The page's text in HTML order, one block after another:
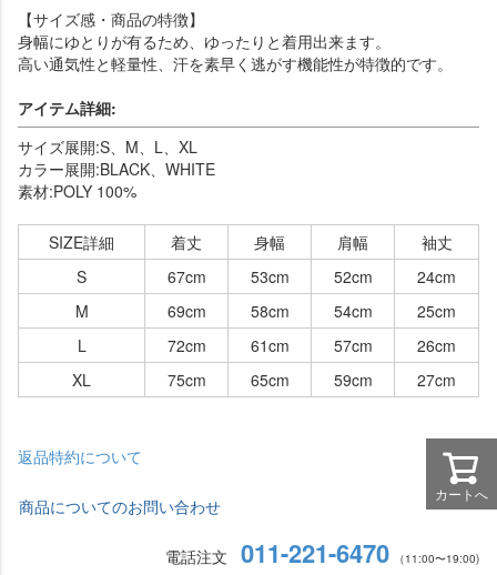
【サイズ感・商品の特徴】
身幅にゆとりが有るため、ゆったりと着用出来ます。
高い通気性と軽量性、汗を素早く逃がす機能性が特徴的です。
アイテム詳細:
サイズ展開:S、M、L、XL
カラー展開:BLACK、WHITE
素材:POLY 100%
SIZE詳細 着丈 身幅 肩幅
袖丈
S
67cm 53cm 52cm
24cm
M
69cm 58cm 54cm
25cm
L
72cm 61cm 57cm
26cm
XL
75cm 65cm 59cm 27cm
返品特約について
商品についてのお問い合わせ
電話注文 011-221-6470 （11:00〜19:00)
カートへ